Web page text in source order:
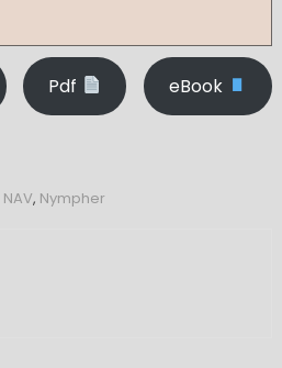
Pdf eBook
NAV, Nympher